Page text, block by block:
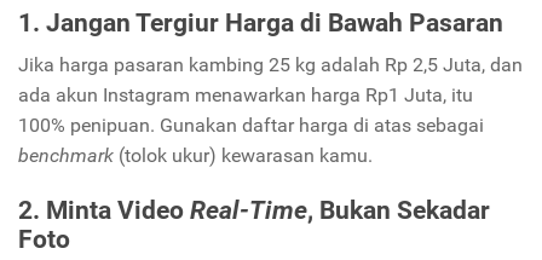
1. Jangan Tergiur Harga di Bawah Pasaran
Jika harga pasaran kambing 25 kg adalah Rp 2,5 Juta, dan
ada akun Instagram menawarkan harga Rp1 Juta, itu
100% penipuan. Gunakan daftar harga di atas sebagai
benchmark (tolok ukur) kewarasan kamu.
2. Minta Video Real-Time, Bukan Sekadar
Foto